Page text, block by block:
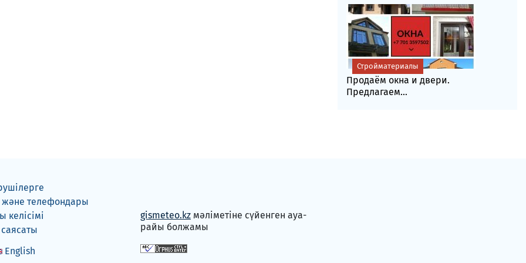
Продаём окна и двери.
Предлагаем...
Стройматериалы
телефондары
English
gismeteo.kz мәліметіне сүйенген ауа-
райы болжамы